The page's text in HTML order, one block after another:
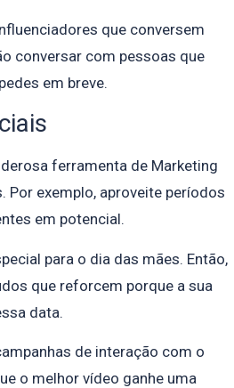
que conversem
conversar com pessoas que
em breve.
ferramenta de Marketing
Por exemplo, aproveite períodos
em potencial.
para o dia das mães. Então,
que reforcem porque a sua
data.
de interação com o
o melhor vídeo ganhe uma